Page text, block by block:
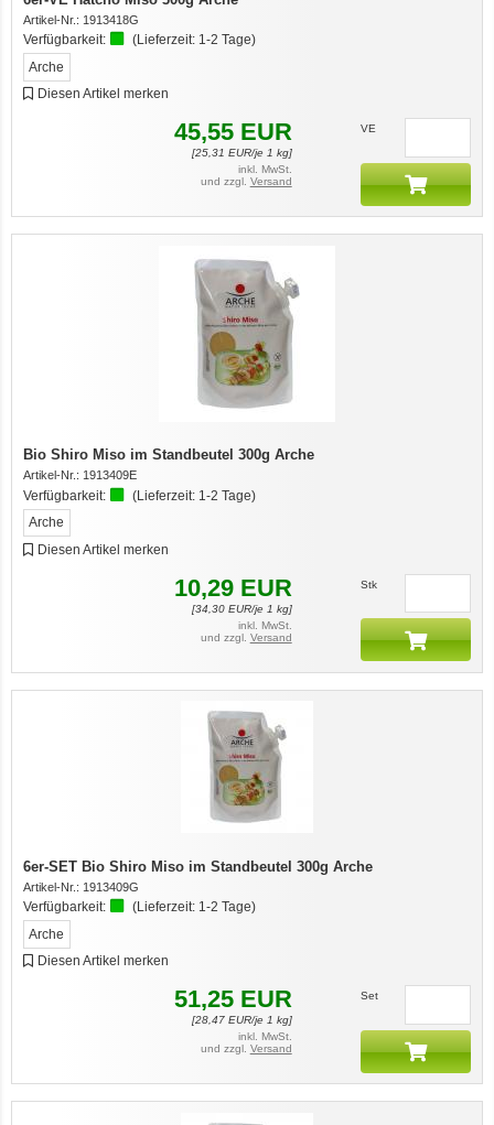
Artikel-Nr.: 1913418G
Verfügbarkeit: (Lieferzeit: 1-2 Tage)
Arche
Diesen Artikel merken
45,55 EUR
[25,31 EUR/je 1 kg]
inkl. MwSt.
und zzgl. Versand
VE
Bio Shiro Miso im Standbeutel 300g Arche
Artikel-Nr.: 1913409E
Verfügbarkeit: (Lieferzeit: 1-2 Tage)
Arche
Diesen Artikel merken
10,29 EUR
[34,30EUR/je 1 kg]
inkl. MwSt.
und zzgl. Versand
Stk
6er-SET Bio Shiro Miso im Standbeutel 300g Arche
Artikel-Nr.: 1913409G
Verfügbarkeit: (Lieferzeit: 1-2 Tage)
Arche
Diesen Artikel merken
51,25 EUR
[28,47EUR/je 1 kg]
inkl. MwSt.
und zzgl. Versand
Set